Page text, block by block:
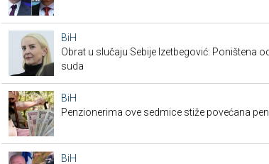
BiH
Obrat u slučaju Sebije Izetbegović: Poništena
suda
BiH
Penzionerima ove sedmice stiže povećana
BiH